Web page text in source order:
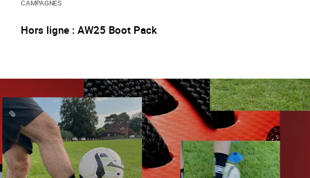
CAMPAGNES
Hors ligne : AW25 Boot Pack